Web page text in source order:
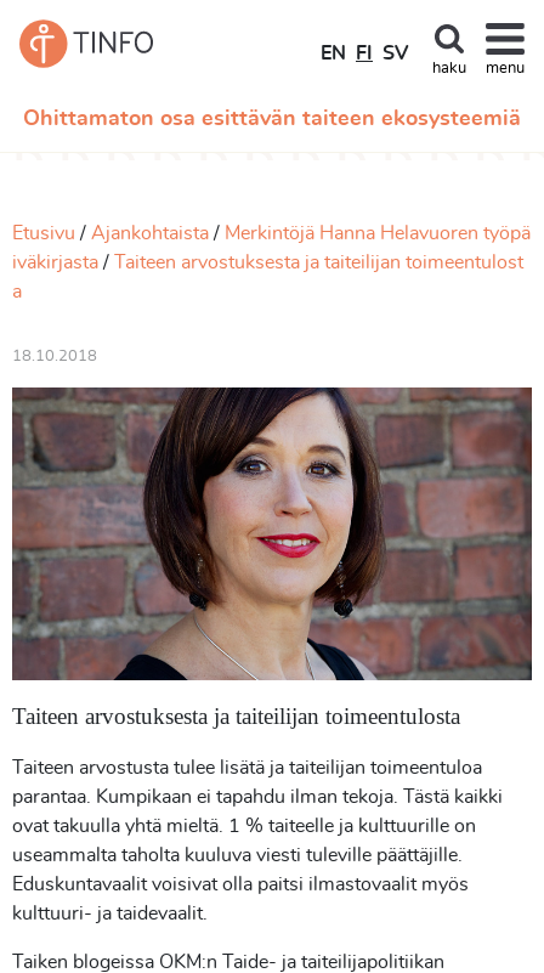
Ohittamaton osa esittävän taiteen ekosysteemiä
EN FI SV
haku menu
Etusivu Ajankohtaista
Merkintöjä Hanna Helavuoren työpä
iväkirjasta
Taiteen arvostuksesta ja taiteilijan toimeentulost
a
18.10.2018
Taiteen arvostuksesta ja taiteilijan toimeentulosta
Taiteen arvostusta tulee lisätä ja taiteilijan toimeentuloa
parantaa. Kumpikaan ei tapahdu ilman tekoja. Tästä kaikki
ovat takuulla yhtä mieltä. 1 % taiteelle ja kulttuurille on
useammalta taholta kuuluva viesti tuleville päättäjille.
Eduskuntavaalit voisivat olla paitsi ilmastovaalit myös
kulttuuri- ja taidevaalit.
Taiken blogeissa OKM:n Taide- ja taiteilijapolitiikan